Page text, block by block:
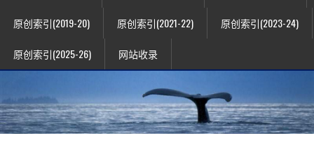
原创索引(2019-20) 原创索引(2021-22) 原创索引(2023-24)
原创索引(2025-26) 网站收录